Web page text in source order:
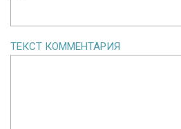
ТЕКСТ КОММЕНТАРИЯ